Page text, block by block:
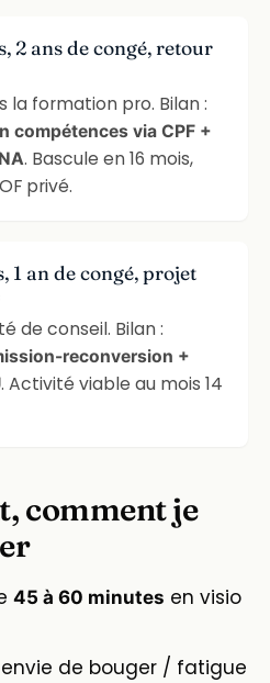
2 ans de congé, retour
la formation pro. Bilan :
compétences via CPF +
. Bascule en 16 mois,
privé.
1 an de congé, projet
de conseil. Bilan :
reconversion +
. Activité viable au mois 14
comment je
45 à 60 minutes en visio
de bouger / fatigue